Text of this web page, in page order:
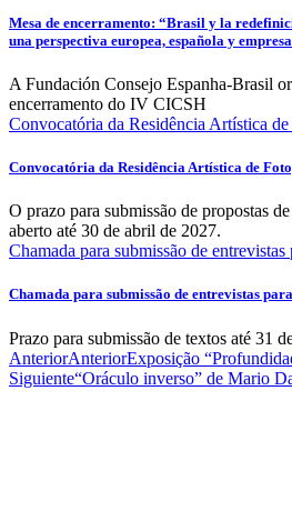
Mesa de encerramento: “Brasil y la
una perspectiva europea, española y
A Fundación Consejo Espanha-Brasil
encerramento do IV CICSH
Convocatória da Residência Artística
Convocatória da Residência Artística de
O prazo para submissão de propostas
aberto até 30 de abril de 2027.
Chamada para submissão de
Chamada para submissão de entrevistas
Prazo para submissão de textos até 31
AnteriorAnteriorExposição
Siguiente“Oráculo inverso” de Mario